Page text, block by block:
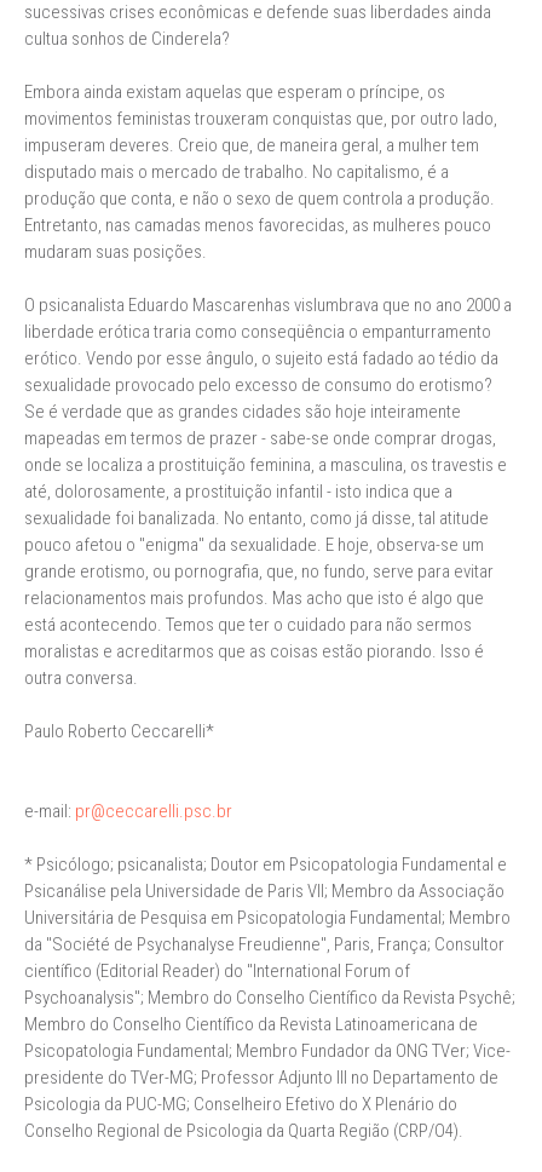
sucessivas crises econômicas e defende suas liberdades ainda
cultua sonhos de Cinderela?
Embora ainda existam aquelas que esperam o príncipe, os
movimentos feministas trouxeram conquistas que, por outro lado,
impuseram deveres. Creio que, de maneira geral, a mulher tem
disputado mais o mercado de trabalho. No capitalismo, é a
produção que conta, e não o sexo de quem controla a produção.
Entretanto, nas camadas menos favorecidas, as mulheres pouco
mudaram suas posições.
O psicanalista Eduardo Mascarenhas vislumbrava que no ano 2000 a
liberdade erótica traria como conseqüência o empanturramento
erótico. Vendo por esse ângulo, o sujeito está fadado ao tédio da
sexualidade provocado pelo excesso de consumo do erotismo?
Se é verdade que as grandes cidades são hoje inteiramente
mapeadas em termos de prazer - sabe-se onde comprar drogas,
onde se localiza a prostituição feminina, a masculina, os travestis e
até, dolorosamente, a prostituição infantil - isto indica que a
sexualidade foi banalizada. No entanto, como já disse, tal atitude
pouco afetou o "enigma" da sexualidade. E hoje, observa-se um
grande erotismo, ou pornografia, que, no fundo, serve para evitar
relacionamentos mais profundos. Mas acho que isto é algo que
está acontecendo. Temos que ter o cuidado para não sermos
moralistas e acreditarmos que as coisas estão piorando. Isso é
outra conversa.
Paulo Roberto Ceccarelli*
e-mail: pr@ceccarelli.psc.br
* Psicólogo; psicanalista; Doutor em Psicopatologia Fundamental e
Psicanálise pela Universidade de Paris VII; Membro da Associação
Universitária de Pesquisa em Psicopatologia Fundamental; Membro
da "Société de Psychanalyse Freudienne", Paris, França; Consultor
científico (Editorial Reader) do "International Forum of
Psychoanalysis"; Membro do Conselho Científico da Revista Psychê;
Membro do Conselho Científico da Revista Latinoamericana de
Psicopatologia Fundamental; Membro Fundador da ONG TVer; Vice-
presidente do TVer-MG; Professor Adjunto III no Departamento de
Psicologia da PUC-MG; Conselheiro Efetivo do X Plenário do
Conselho Regional de Psicologia da Quarta Região (CRP/O4).